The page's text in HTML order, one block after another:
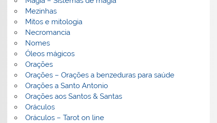
Mezinhas
Mitos e mitologia
Necromancia
Nomes
Óleos mágicos
Orações
Orações – Orações a benzeduras para saúde
Orações a Santo Antonio
Orações aos Santos & Santas
Oráculos
Oráculos – Tarot on line